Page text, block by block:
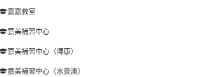
嘉嘉教室
嘉美補習中心
嘉美補習中心（博康）
嘉美補習中心（水泉澳）